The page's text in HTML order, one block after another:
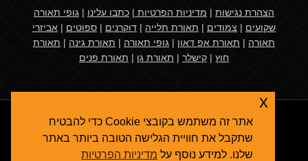
הצהרת נגישות | מדיניות הפרטיות | כתבו עלינו | גופי תאורה
שקועים | צמודים | תאורת תלייה | דוקרנים | ספוטים | אביזרי
תאורה | תאורת אפ דאון | גופי תאורה | תאורת גינה | תאורת
חוץ | קישלר | תאורת גן | תאורת פנים
אתר זה משתמש בקובצי Cookie כדי להבטיח
שתקבל את חוויית הגלישה הטובה ביותר באתר
שלנו. למידע נוסף על מדיניות הפרטיות
x